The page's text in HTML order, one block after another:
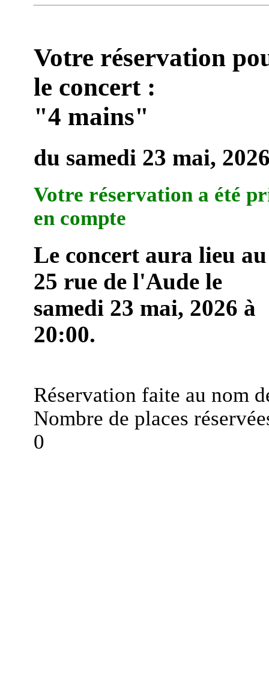
Votre réservation
le concert :
"4 mains"
du samedi 23 mai,
Votre réservation a été
en compte
Le concert aura lieu au
25 rue de l'Aude le
samedi 23 mai, 2026 à
20:00.
Réservation faite au nom
Nombre de places
0